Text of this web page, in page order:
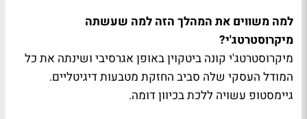
למה משווים את המהלך הזה למה שעשתה
מיקרוסטרטג'י?
מיקרוסטרטג'י קונה ביטקוין באופן אגרסיבי ושינתה את כל
המודל העסקי שלה סביב החזקת מטבעות דיגיטליים.
גיימסטופ עשויה ללכת בכיוון דומה.